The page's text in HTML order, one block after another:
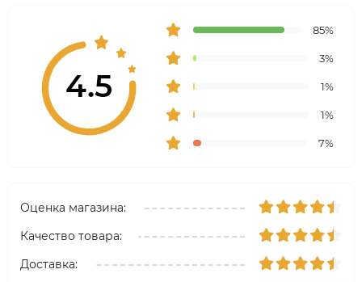
4.5
85%
3%
1%
1%
7%
Оценка магазина:
Качество товара:
Доставка: